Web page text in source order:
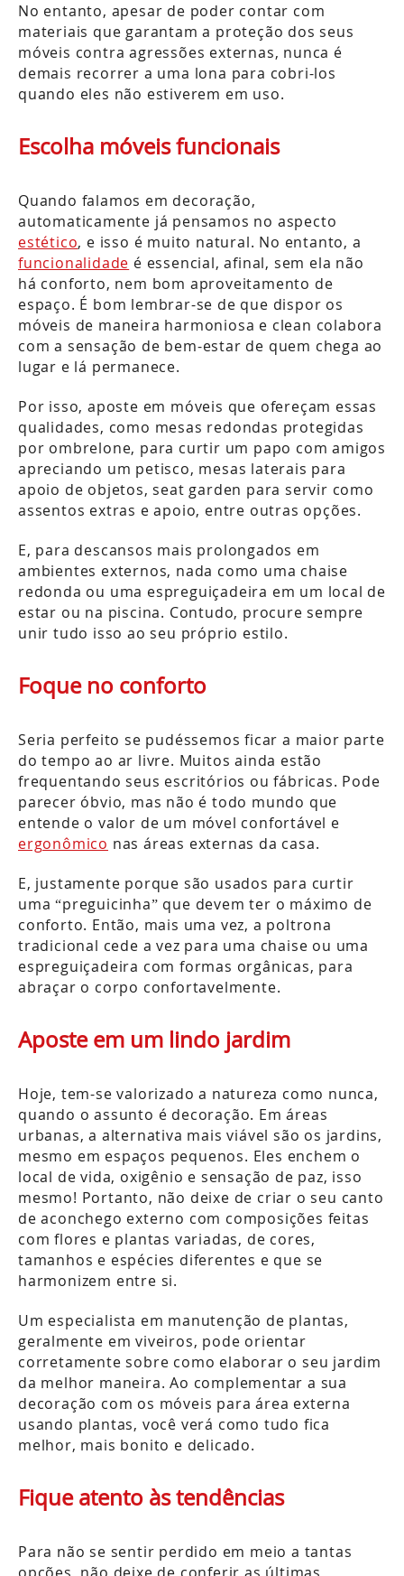
No entanto, apesar de poder contar com
materiais que garantam a proteção dos seus
móveis contra agressões externas, nunca é
demais recorrer a uma lona para cobri-los
quando eles não estiverem em uso.
Escolha móveis funcionais
Quando falamos em decoração,
automaticamente já pensamos no aspecto
estético, e isso é muito natural. No entanto, a
funcionalidade é essencial, afinal, sem ela não
há conforto, nem bom aproveitamento de
espaço. É bom lembrar-se de que dispor os
móveis de maneira harmoniosa e clean colabora
com a sensação de bem-estar de quem chega ao
lugar e lá permanece.
Por isso, aposte em móveis que ofereçam essas
qualidades, como mesas redondas protegidas
por ombrelone, para curtir um papo com amigos
apreciando um petisco, mesas laterais para
apoio de objetos, seat garden para servir como
assentos extras e apoio, entre outras opções.
E, para descansos mais prolongados em
ambientes externos, nada como uma chaise
redonda ou uma espreguiçadeira em um local de
estar ou na piscina. Contudo, procure sempre
unir tudo isso ao seu próprio estilo.
Foque no conforto
Seria perfeito se pudéssemos ficar a maior parte
do tempo ao ar livre. Muitos ainda estão
frequentando seus escritórios ou fábricas. Pode
parecer óbvio, mas não é todo mundo que
entende o valor de um móvel confortável e
ergonômico nas áreas externas da casa.
E, justamente porque são usados para curtir
uma “preguicinha” que devem ter o máximo de
conforto. Então, mais uma vez, a poltrona
tradicional cede a vez para uma chaise ou uma
espreguiçadeira com formas orgânicas, para
abraçar o corpo confortavelmente.
Aposte em um lindo jardim
Hoje, tem-se valorizado a natureza como nunca,
quando o assunto é decoração. Em áreas
urbanas, a alternativa mais viável são os jardins,
mesmo em espaços pequenos. Eles enchem o
local de vida, oxigênio e sensação de paz, isso
mesmo! Portanto, não deixe de criar o seu canto
de aconchego externo com composições feitas
com flores e plantas variadas, de cores,
tamanhos e espécies diferentes e que se
harmonizem entre si.
Um especialista em manutenção de plantas,
geralmente em viveiros, pode orientar
corretamente sobre como elaborar o seu jardim
da melhor maneira. Ao complementar a sua
decoração com os móveis para área externa
usando plantas, você verá como tudo fica
melhor, mais bonito e delicado.
Fique atento às tendências
Para não se sentir perdido em meio a tantas